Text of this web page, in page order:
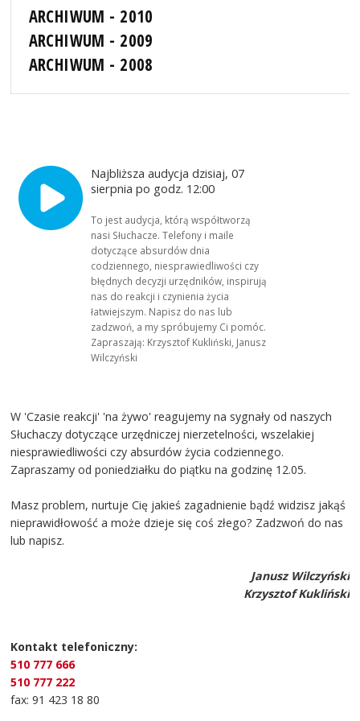
ARCHIWUM - 2010
ARCHIWUM - 2009
ARCHIWUM - 2008
Najbliższa audycja dzisiaj, 07
sierpnia po godz. 12:00
To jest audycja, którą współtworzą
nasi Słuchacze. Telefony i maile
dotyczące absurdów dnia
codziennego, niesprawiedliwości czy
błędnych decyzji urzędników, inspirują
nas do reakcji i czynienia życia
łatwiejszym. Napisz do nas lub
zadzwoń, a my spróbujemy Ci pomóc.
Zapraszają: Krzysztof Kukliński, Janusz
Wilczyński
W 'Czasie reakcji' 'na żywo' reagujemy na sygnały od naszych
Słuchaczy dotyczące urzędniczej nierzetelności, wszelakiej
niesprawiedliwości czy absurdów życia codziennego.
Zapraszamy od poniedziałku do piątku na godzinę 12.05.
Masz problem, nurtuje Cię jakieś zagadnienie bądź widzisz jakąś
nieprawidłowość a może dzieje się coś złego? Zadzwoń do nas
lub napisz.
Janusz Wilczyński
Krzysztof Kukliński
Kontakt telefoniczny:
510 777 666
510 777 222
fax: 91 423 18 80